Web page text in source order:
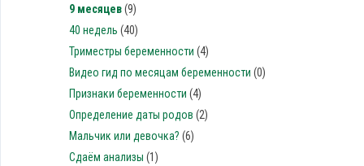
9 месяцев (9)
40 недель (40)
Триместры беременности (4)
Видео гид по месяцам беременности (0)
Признаки беременности (4)
Определение даты родов (2)
Мальчик или девочка? (6)
Сдаём анализы (1)